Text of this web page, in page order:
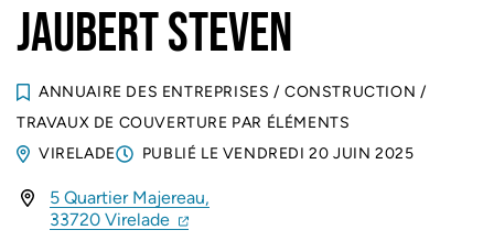
JAUBERT STEVEN
ANNUAIRE DES ENTREPRISES / CONSTRUCTION /
TRAVAUX DE COUVERTURE PAR ÉLÉMENTS
VIRELADE
PUBLIÉ LE VENDREDI 20 JUIN 2025
INFOS UTILES
5 Quartier Majereau,
33720 Virelade (ouverture dans un nouvel onglet)
(ouverture dans un nouvel onglet)